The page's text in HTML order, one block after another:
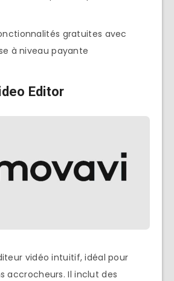
gratuites avec
à niveau payante
Editor
vidéo intuitif, idéal pour
accrocheurs. Il inclut des